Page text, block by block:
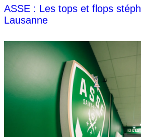
ASSE : Les tops et flops
Lausanne